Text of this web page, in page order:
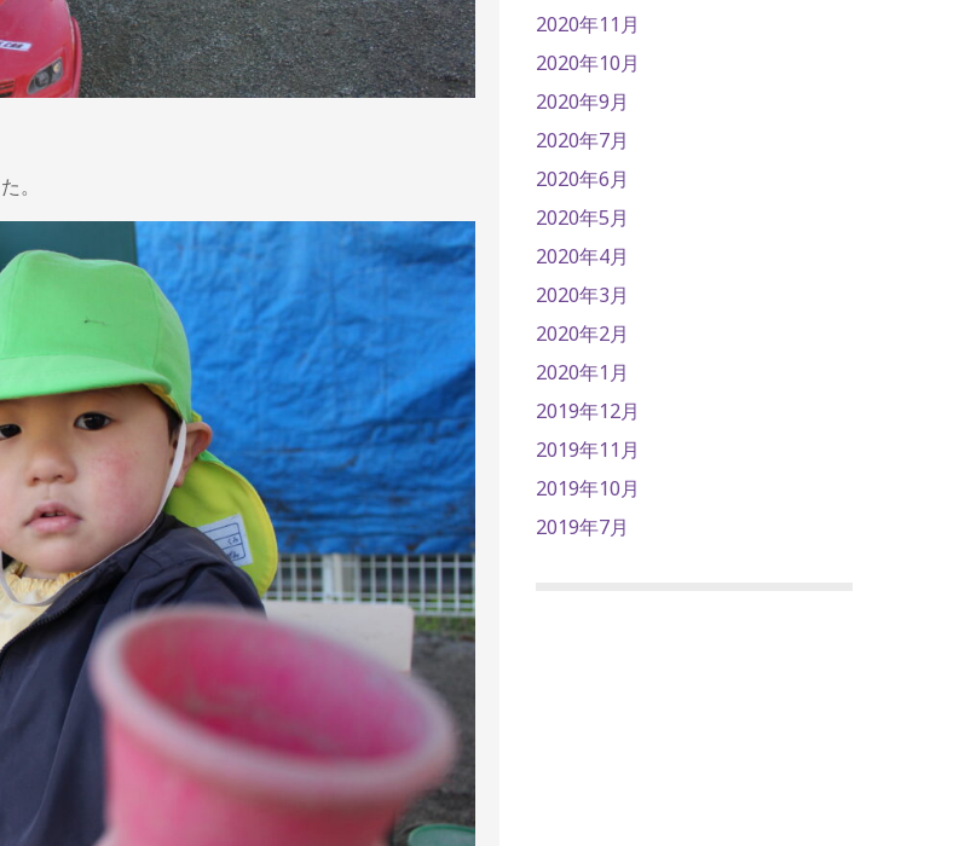
。
2020年11月
2020年10月
2020年9月
2020年7月
2020年6月
2020年5月
2020年4月
2020年3月
2020年2月
2020年1月
2019年12月
2019年11月
2019年10月
2019年7月